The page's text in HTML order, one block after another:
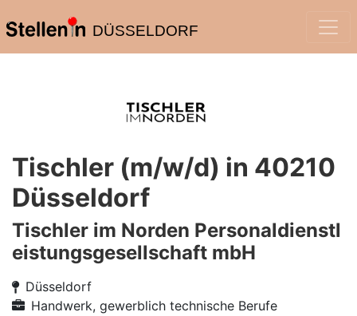
DÜSSELDORF
Tischler (m/w/d) in 40210
Düsseldorf
Tischler im Norden Personaldienstl
eistungsgesellschaft mbH
Düsseldorf
Handwerk, gewerblich technische Berufe